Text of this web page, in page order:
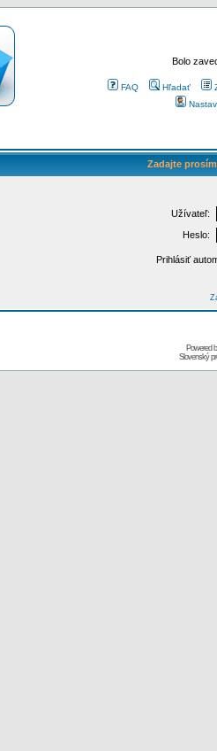
Bolo
FAQ Hľadať
Zadajte
Užívateľ:
Heslo:
Prihlásiť
Powered
Slovenský